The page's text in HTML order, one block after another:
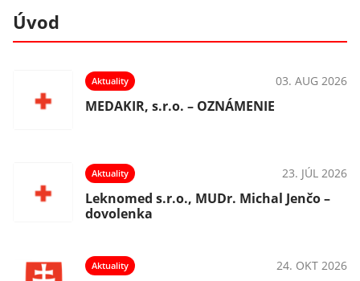
Úvod
Aktuality 03. AUG 2026
MEDAKIR, s.r.o. – OZNÁMENIE
Aktuality 23. JÚL 2026
Leknomed s.r.o., MUDr. Michal Jenčo –
dovolenka
Aktuality 24. OKT 2026